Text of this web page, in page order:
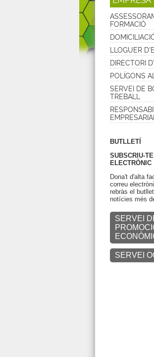
FORMACIÓ
LLOGUER
DIRECTORI
POLÍGONS
SERVEI DE
TREBALL
EMPRESARIAL
BUTLLETÍ
SUBSCRIU-
ELECTRÒNIC
Dona't d'alta
correu
rebràs el
notícies més
SERVEI
SERVEI